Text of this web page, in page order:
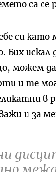
са се
си като
Бих
можем
и те
в
и за